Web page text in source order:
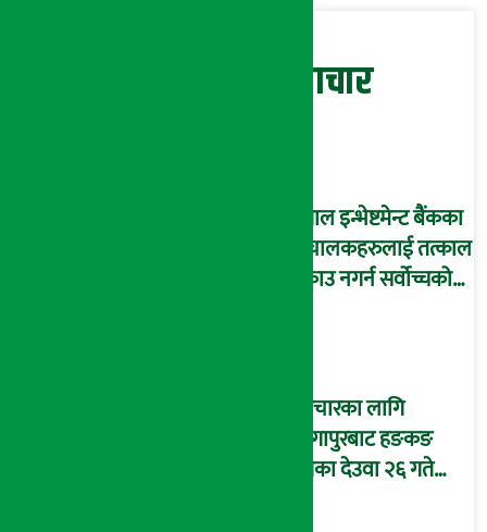
सम्बन्धित समाचार
नेपाल इन्भेष्टमेन्ट बैंकका
संचालकहरुलाई तत्काल
पक्राउ नगर्न सर्वोच्चको
उपचारका लागि
सिंगापुरबाट हङकङ
पुगेका देउवा २६ गते